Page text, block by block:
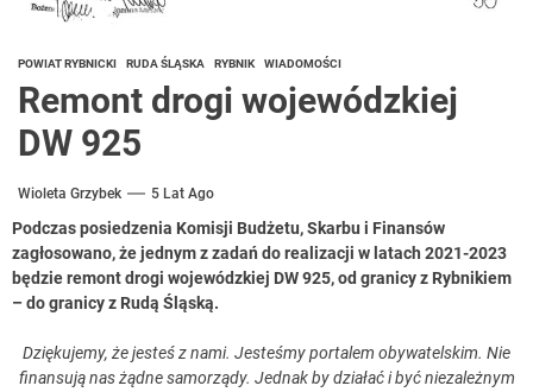
POWIAT RYBNICKI RUDA ŚLĄSKA RYBNIK WIADOMOŚCI
Remont drogi wojewódzkiej
DW 925
Wioleta Grzybek 5 Lat Ago
Podczas posiedzenia Komisji Budżetu, Skarbu i Finansów
zagłosowano, że jednym z zadań do realizacji w latach 2021-2023
będzie remont drogi wojewódzkiej DW 925, od granicy z Rybnikiem
– do granicy z Rudą Śląską.
Dziękujemy, że jesteś z nami. Jesteśmy portalem obywatelskim. Nie
finansują nas żądne samorządy. Jednak by działać i być niezależnym